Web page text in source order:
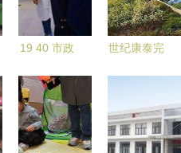
19 40 市政
区市场监督
管理局食品
安全检查受
世纪康泰完
领眼科耗材
全面创新发